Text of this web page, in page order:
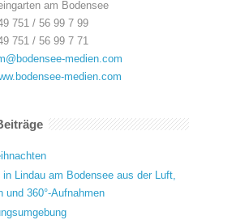
am Bodensee
751 / 56 99 7 99
751 / 56 99 7 71
medien.com
medien.com
in Lindau am Bodensee aus der Luft,
und 360°-Aufnahmen